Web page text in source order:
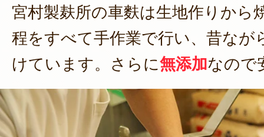
宮村製麸所の車麩は生地作りから
程をすべて手作業で行い、昔なが
けています。さらに無添加なので